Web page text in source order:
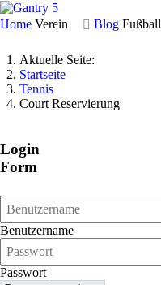
Home Verein Blog Fußball
Aktuelle Seite:
Startseite
Tennis
Court Reservierung
Login
Form
Benutzername
Passwort